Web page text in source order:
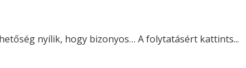
nyílik, hogy bizonyos… A folytatásért kattints...